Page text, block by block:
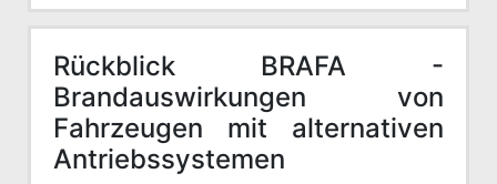
Rückblick BRAFA -
Brandauswirkungen von
Fahrzeugen mit alternativen
Antriebssystemen